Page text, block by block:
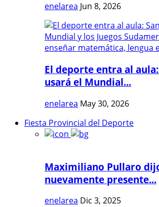
enelarea Jun 8, 2026
El deporte entra al aula:
usará el Mundial...
enelarea May 30, 2026
Fiesta Provincial del Deporte
Maximiliano Pullaro
nuevamente presente...
enelarea Dic 3, 2025